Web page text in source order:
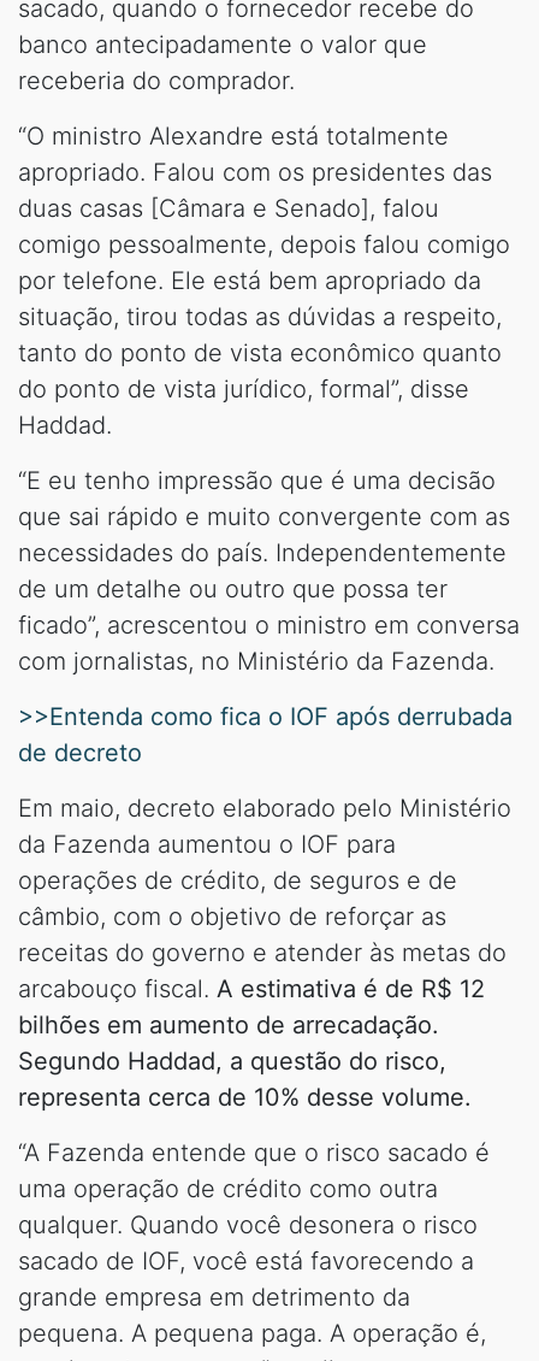
sacado, quando o fornecedor recebe do
banco antecipadamente o valor que
receberia do comprador.
“O ministro Alexandre está totalmente
apropriado. Falou com os presidentes das
duas casas [Câmara e Senado], falou
comigo pessoalmente, depois falou comigo
por telefone. Ele está bem apropriado da
situação, tirou todas as dúvidas a respeito,
tanto do ponto de vista econômico quanto
do ponto de vista jurídico, formal”, disse
Haddad.
“E eu tenho impressão que é uma decisão
que sai rápido e muito convergente com as
necessidades do país. Independentemente
de um detalhe ou outro que possa ter
ficado”, acrescentou o ministro em conversa
com jornalistas, no Ministério da Fazenda.
>>Entenda como fica o IOF após derrubada
de decreto
Em maio, decreto elaborado pelo Ministério
da Fazenda aumentou o IOF para
operações de crédito, de seguros e de
câmbio, com o objetivo de reforçar as
receitas do governo e atender às metas do
arcabouço fiscal. A estimativa é de R$ 12
bilhões em aumento de arrecadação.
Segundo Haddad, a questão do risco,
representa cerca de 10% desse volume.
“A Fazenda entende que o risco sacado é
uma operação de crédito como outra
qualquer. Quando você desonera o risco
sacado de IOF, você está favorecendo a
grande empresa em detrimento da
pequena. A pequena paga. A operação é,